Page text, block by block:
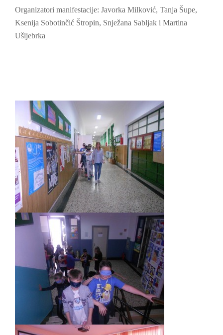
Organizatori manifestacije: Javorka Milković, Tanja Šupe,
Ksenija Sobotinčić Štropin, Snježana Sabljak i Martina
Ušljebrka